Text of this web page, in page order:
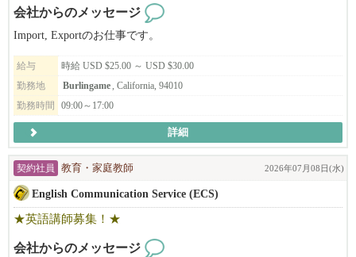
ビザサポートについて
長く働いてくださる方、スキルや姿勢がサロンとマッチした方に
は、Eビザサポートも検討可能です（条件あり）。
あなたの「好き」や「経験」を活かして、NAŌRUで、より深く、
美容と健康の世界に触れてみませんか？
ご応募を心よりお待ちしております。
会社からのメッセージ
Import, Exportのお仕事です。
給与
時給 USD $25.00 ～ USD $30.00
勤務地
Burlingame, California, 94010
勤務時間
09:00～17:00
詳細
契約社員 教育・家庭教師 2026年07月08日(水)
English Communication Service (ECS)
★英語講師募集！★
会社からのメッセージ